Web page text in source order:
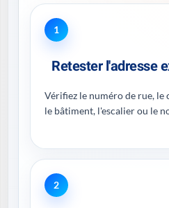
1
Retester l'adresse
Vérifiez le numéro de rue, le
le bâtiment, l'escalier ou le
2